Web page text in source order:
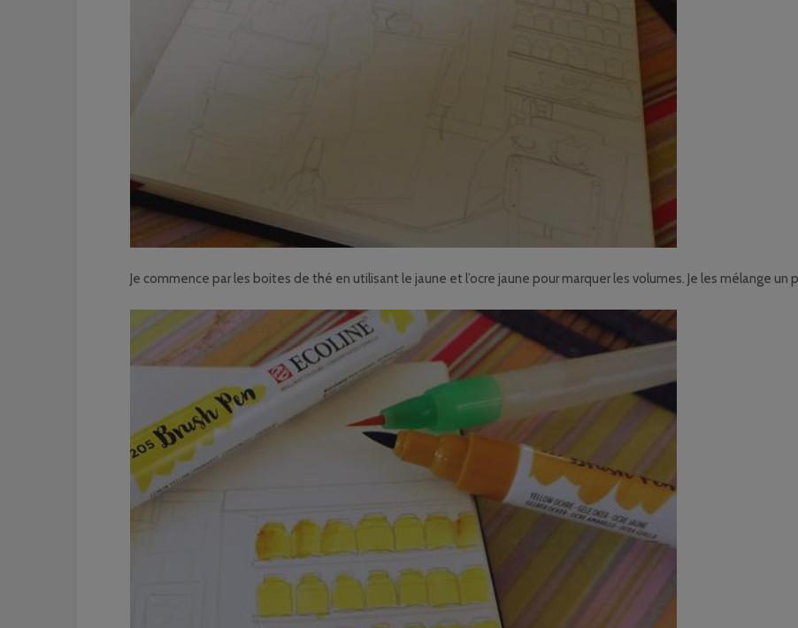
Je commence par les boites de thé en utilisant le jaune et l’ocre jaune pour marquer les volumes. Je les mélange un